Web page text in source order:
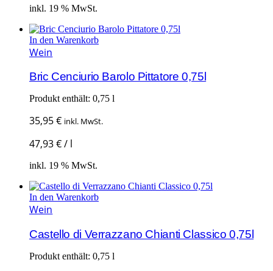
inkl. 19 % MwSt.
In den Warenkorb
Wein
Bric Cenciurio Barolo Pittatore 0,75l
Produkt enthält: 0,75 l
35,95€ inkl. MwSt.
47,93€/ l
inkl. 19 % MwSt.
In den Warenkorb
Wein
Castello di Verrazzano Chianti Classico 0,75l
Produkt enthält: 0,75 l